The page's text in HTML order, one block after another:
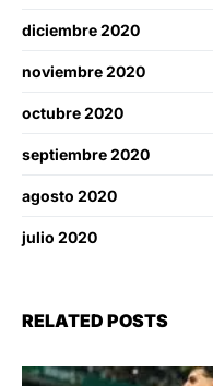
diciembre 2020
noviembre 2020
octubre 2020
septiembre 2020
agosto 2020
julio 2020
RELATED POSTS